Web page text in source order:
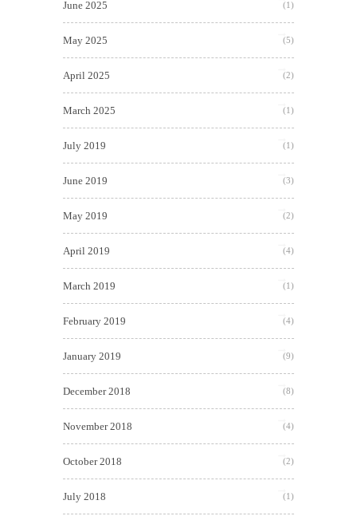
June 2025 (1)
May 2025 (5)
April 2025 (2)
March 2025 (1)
July 2019 (1)
June 2019 (3)
May 2019 (2)
April 2019 (4)
March 2019 (1)
February 2019 (4)
January 2019 (9)
December 2018 (8)
November 2018 (4)
October 2018 (2)
July 2018 (1)